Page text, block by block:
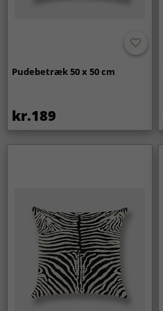
Pudebetræk 50 x 50 cm
kr.189